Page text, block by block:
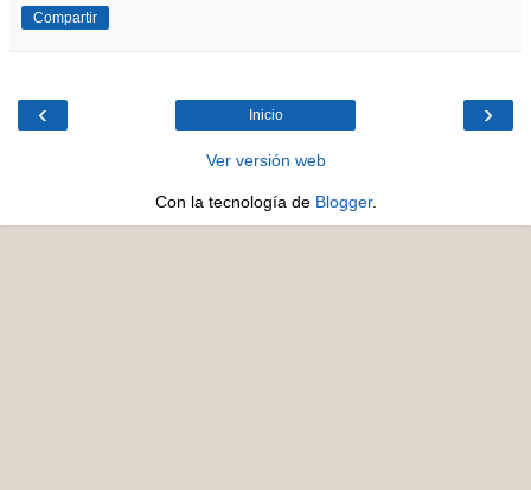
Compartir
‹ ›
Inicio
Ver versión web
Con la tecnología de Blogger.